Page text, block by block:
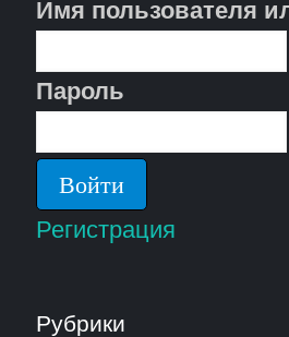
Имя пользователя
Пароль
Регистрация
Рубрики